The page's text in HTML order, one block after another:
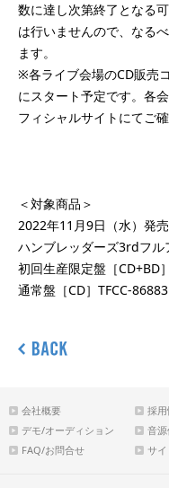
数に達し次第終了となる
は行いませんので、なる
ます。
※各ライブ会場のCD販売
にスタート予定です。各
フィシャルサイトにてご確
＜対象商品＞
2022年11月9日（水）発売
ハンブレッダーズ3rdフル
初回生産限定盤［CD+BD
通常盤［CD］TFCC-
会社概要
採
デモ/オーディション
音
FAQ/お問合せ
サ